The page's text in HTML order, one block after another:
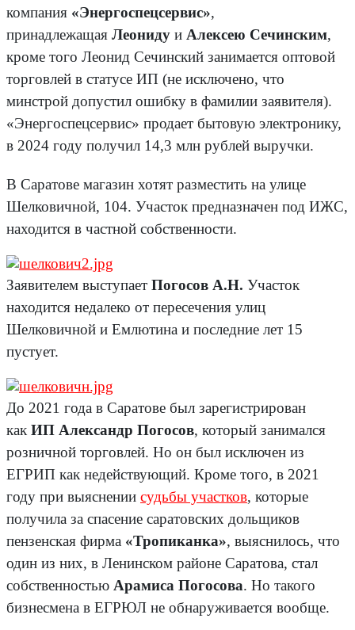
компания «Энергоспецсервис»,
принадлежащая Леониду и Алексею Сечинским,
кроме того Леонид Сечинский занимается оптовой
торговлей в статусе ИП (не исключено, что
минстрой допустил ошибку в фамилии заявителя).
«Энергоспецсервис» продает бытовую электронику,
в 2024 году получил 14,3 млн рублей выручки.
В Саратове магазин хотят разместить на улице
Шелковичной, 104. Участок предназначен под ИЖС,
находится в частной собственности.
Заявителем выступает Погосов А.Н. Участок
находится недалеко от пересечения улиц
Шелковичной и Емлютина и последние лет 15
пустует.
До 2021 года в Саратове был зарегистрирован
как ИП Александр Погосов, который занимался
розничной торговлей. Но он был исключен из
ЕГРИП как недействующий. Кроме того, в 2021
году при выяснении судьбы участков, которые
получила за спасение саратовских дольщиков
пензенская фирма «Тропиканка», выяснилось, что
один из них, в Ленинском районе Саратова, стал
собственностью Арамиса Погосова. Но такого
бизнесмена в ЕГРЮЛ не обнаруживается вообще.